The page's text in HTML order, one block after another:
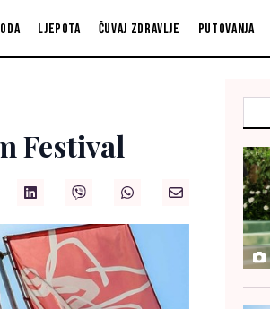
Ljepota Čuvaj zdravlje Putovanja
Festival